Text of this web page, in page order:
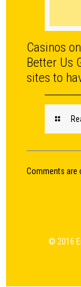
Casinos
Better Us
sites to
Comments are
© 2016